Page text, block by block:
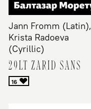
Jann Fromm (Latin),
Krista Radoeva
(Cyrillic)
29LT ZARID SANS